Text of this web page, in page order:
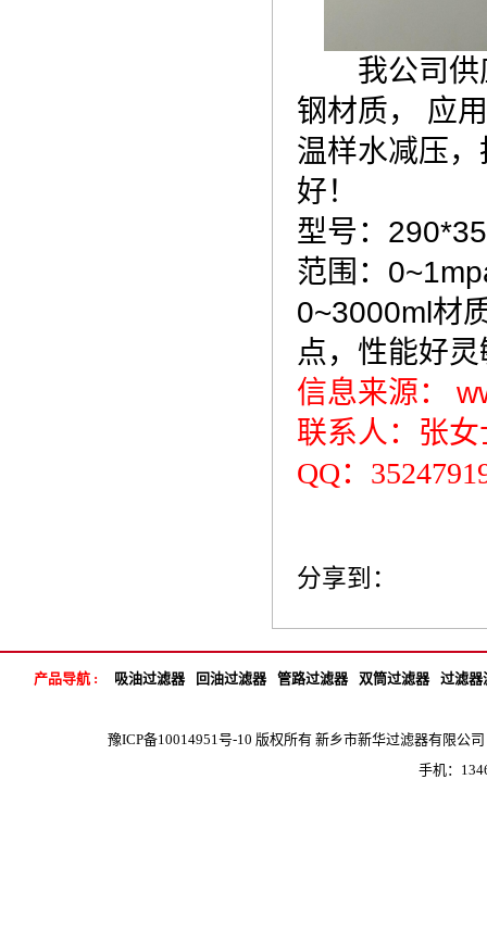
我公司供应
钢材质， 应
温样水减压
好！
型号：
范围：
0~3000ml材
点，性能好
信息来源：
联系人：张女
QQ：
分享到：
产品导航 : 吸油过滤器 回油过滤器 管路过滤器 双筒过滤器 过滤器
豫ICP备10014951号-10 版权所有 新乡市新华过滤器有限公
手机：